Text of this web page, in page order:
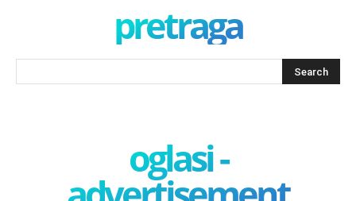
pretraga
oglasi -